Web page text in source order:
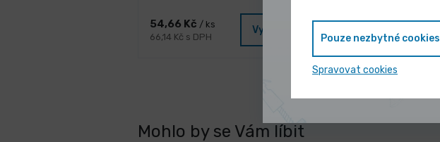
54,66 Kč / ks
66,14 Kč s DPH
Vybrat variantu
Mohlo by se Vám líbit
Pouze nezbytné cookies
Spravovat cookies